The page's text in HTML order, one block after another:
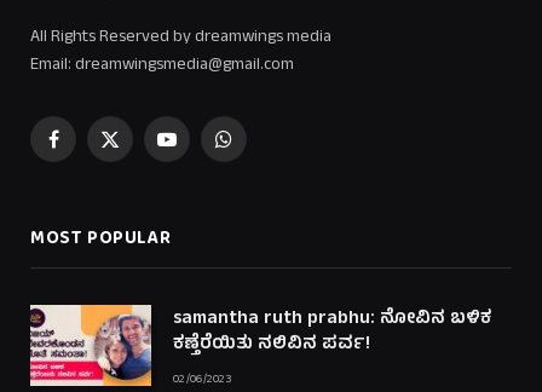
All Rights Reserved by dreamwings media
Email: dreamwingsmedia@gmail.com
Facebook
X
YouTubeWhatsApp
MOST POPULAR
samantha ruth prabhu: ನೋವಿನ ಬಳಿಕ
ಕಣ್ತೆರೆಯಿತು ನಲಿವಿನ ಪರ್ವ!
02/06/2023